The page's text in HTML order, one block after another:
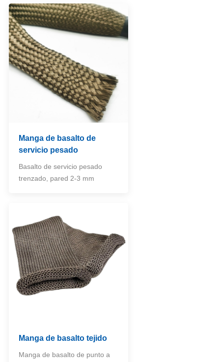
Manga de basalto de
servicio pesado
Basalto de servicio pesado
trenzado, pared 2-3 mm
Manga de basalto tejido
Manga de basalto de punto a